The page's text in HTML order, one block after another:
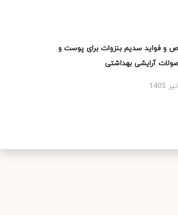
و فواید سدیم بنزوات برای پوست و
آرایشی بهداشتی